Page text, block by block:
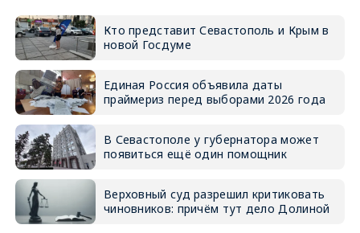
Кто представит Севастополь и Крым в
новой Госдуме
Единая Россия объявила даты
праймериз перед выборами 2026 года
В Севастополе у губернатора может
появиться ещё один помощник
Верховный суд разрешил критиковать
чиновников: причём тут дело Долиной